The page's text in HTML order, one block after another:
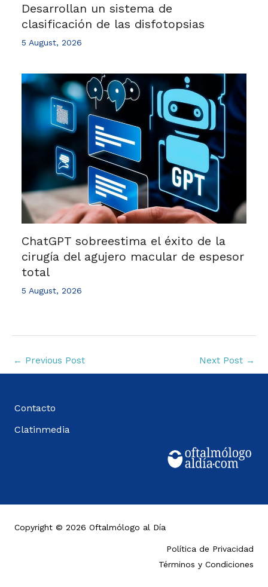
Desarrollan un sistema de
clasificación de las disfotopsias
5 August, 2026
ChatGPT sobreestima el éxito de la
cirugía del agujero macular de espesor
total
5 August, 2026
← Previous Post Next Post →
Contacto
Clatinmedia
Copyright © 2026 Oftalmólogo al Día
Política de Privacidad
Términos y Condiciones